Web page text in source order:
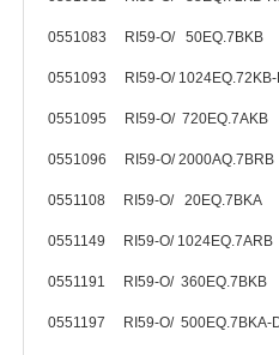
0551083 RI59-O/ 50EQ.7BKB
0551093 RI59-O/
0551095 RI59-O/ 720EQ.7AKB
0551096 RI59-O/ 2000AQ.7BRB
0551108 RI59-O/ 20EQ.7BKA
0551149 RI59-O/ 1024EQ.7ARB
0551191 RI59-O/ 360EQ.7BKB
0551197 RI59-O/ 500EQ.7BKA-